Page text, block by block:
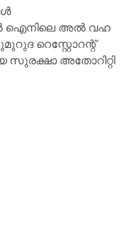
ഐനിലെ അൽ വഹ
റെസ്റ്റോറന്റ്
അതോറിറ്റി